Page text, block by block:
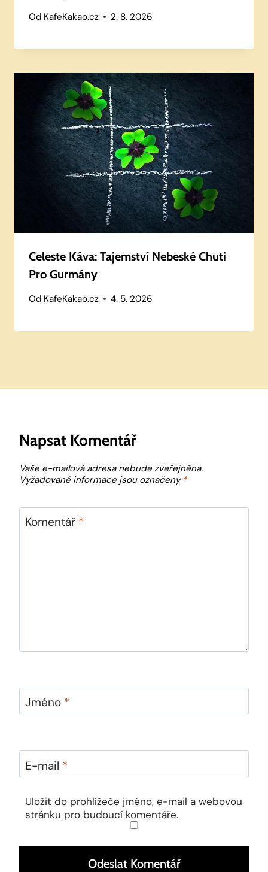
Od KafeKakao.cz 2. 8. 2026
Celeste Káva: Tajemství Nebeské Chuti
Pro Gurmány
Od KafeKakao.cz 4. 5. 2026
Napsat Komentář
Vaše e-mailová adresa nebude zveřejněna.
Vyžadované informace jsou označeny *
Komentář *
Jméno *
E-mail *
Uložit do prohlížeče jméno, e-mail a webovou
stránku pro budoucí komentáře.